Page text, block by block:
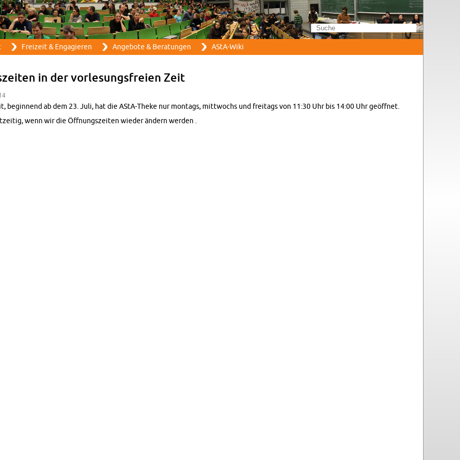
Direkt zum Inhalt
Frei­zeit & En­ga­gie­ren An­ge­bo­te & Be­ra­tun­gen AStA-Wi­ki
in der vor­le­sungs­frei­en Zeit
be­gin­nend ab dem 23. Juli, hat die AStA-The­ke nur mon­tags, mitt­wochs und frei­tags von 11:30 Uhr bis 14:00 Uhr ge­öff­net.
wenn wir die Öff­nungs­zei­ten wie­der än­dern wer­den .